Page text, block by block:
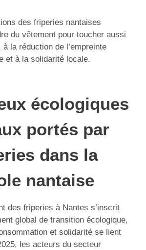
des friperies nantaises
du vêtement pour toucher aussi
la réduction de l’empreinte
et à la solidarité locale.
écologiques
portés par
dans la
nantaise
des friperies à Nantes s’inscrit
global de transition écologique,
et solidarité se lient
les acteurs du secteur